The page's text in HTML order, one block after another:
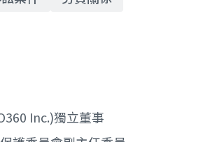
Inc.)獨立董事